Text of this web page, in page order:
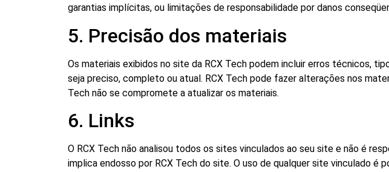
garantias implícitas, ou limitações de responsabilidade por danos
5. Precisão dos materiais
Os materiais exibidos no site da RCX Tech podem incluir erros técnicos,
seja preciso, completo ou atual. RCX Tech pode fazer alterações nos
Tech não se compromete a atualizar os materiais.
6. Links
O RCX Tech não analisou todos os sites vinculados ao seu site e não é
implica endosso por RCX Tech do site. O uso de qualquer site vinculado é